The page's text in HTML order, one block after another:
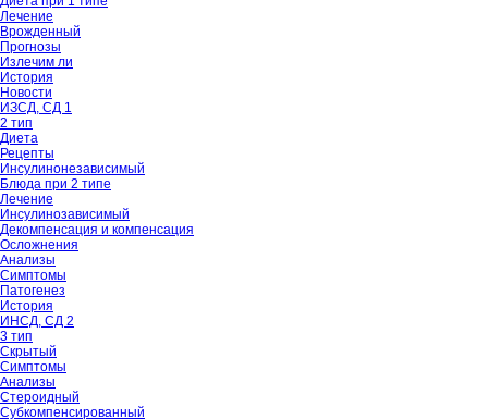
Лечение
Врожденный
Прогнозы
Излечим ли
История
Новости
ИЗСД, СД 1
2 тип
Диета
Рецепты
Инсулинонезависимый
Блюда при 2 типе
Лечение
Инсулинозависимый
Декомпенсация и компенсация
Осложнения
Анализы
Симптомы
Патогенез
История
ИНСД, СД 2
3 тип
Скрытый
Симптомы
Анализы
Стероидный
Субкомпенсированный